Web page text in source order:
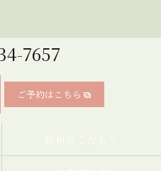
7657
ご予約はこちら